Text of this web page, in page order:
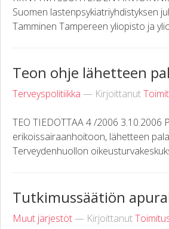
Suomen lastenpsykiatriyhdistyksen
Tamminen Tampereen yliopisto ja
Teon ohje lähetteen
Terveyspolitiikka — Kirjoittanut
TEO TIEDOTTAA 4 /2006
erikoissairaanhoitoon, lähetteen
Terveydenhuollon
Tutkimussäätiön
Muut järjestöt— Kirjoittanut